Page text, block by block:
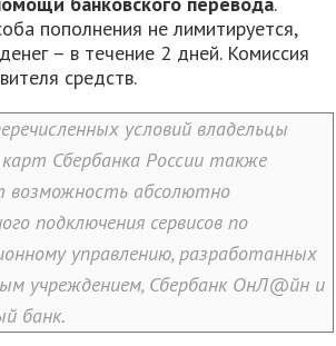
пополнения не лимитируется,
– в течение 2 дней. Комиссия
средств.
условий владельцы
Сбербанка России также
возможность абсолютно
подключения сервисов по
управлению, разработанных
учреждением, Сбербанк ОнЛ@йн и
банк.